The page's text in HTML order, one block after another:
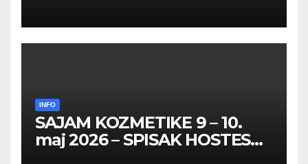
INFO
SAJAM KOZMETIKE 9 – 10.
maj 2026 – SPISAK HOSTESA,